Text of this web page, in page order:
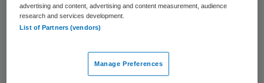
een tiende minder dan een jaar eerder. De
omzet zakte met ruim 7 procent tot 17,1
Aangepast voor eenmalige posten
advertising and content, advertising and content measurement, audience
research and services development.
List of Partners (vendors)
Manage Preferences